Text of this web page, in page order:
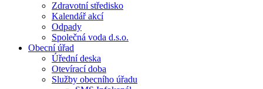
Zdravotní středisko
Kalendář akcí
Odpady
Společná voda d.s.o.
Obecní úřad
Úřední deska
Otevírací doba
Služby obecního úřadu